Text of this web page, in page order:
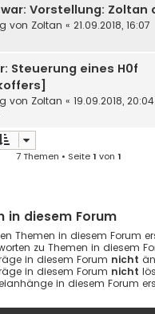
Vorstellung: Zoltan
von Zoltan « 21.09.2018, 16:07
Steuerung eines H0f
von Zoltan « 19.09.2018, 20:04
7 Themen • Seite1 von 1
in diesem Forum
Themen in diesem Forum
zu Themen in diesem
in diesem Forum nicht
in diesem Forum nicht
in diesem Forum